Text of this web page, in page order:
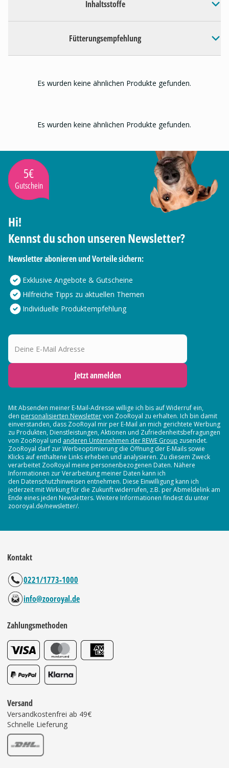
Inhaltsstoffe
Fütterungsempfehlung
Es wurden keine ähnlichen Produkte gefunden.
Es wurden keine ähnlichen Produkte gefunden.
5€
Gutschein
Hi!
Kennst du schon unseren Newsletter?
Newsletter abonieren und Vorteile sichern:
Exklusive Angebote & Gutscheine
Hilfreiche Tipps zu aktuellen Themen
Individuelle Produktempfehlung
Deine E-Mail Adresse
Jetzt anmelden
Mit Absenden meiner E-Mail-Adresse willige ich bis auf Widerruf ein,
den personalisierten Newslettervon ZooRoyal zu erhalten. Ich bin damit
einverstanden, dass ZooRoyal mir per E-Mail an mich gerichtete Werbung
zu Produkten, Dienstleistungen, Aktionen und Zufriedenheitsbefragungen
von ZooRoyal und anderen Unternehmen der REWE Group zusendet.
ZooRoyal darf zur Werbeoptimierung die Öffnung der E-Mails sowie
Klicks auf enthaltene Links erheben und analysieren. Zu diesem Zweck
verarbeitet ZooRoyal meine personenbezogenen Daten. Nähere
Informationen zur Verarbeitung meiner Daten kann ich
den Datenschutzhinweisen entnehmen. Diese Einwilligung kann ich
jederzeit mit Wirkung für die Zukunft widerrufen, z.B. per Abmeldelink am
Ende eines jeden Newsletters. Weitere Informationen findest du unter
zooroyal.de/newsletter/.
Kontakt
0221/1773-1000
info@zooroyal.de
Zahlungsmethoden
Versand
Versandkostenfrei ab 49€
Schnelle Lieferung